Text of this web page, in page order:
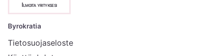
Ilmoita yrityksesi
Byrokratia
Tietosuojaseloste